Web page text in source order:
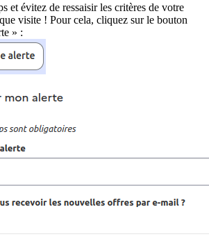
et évitez de ressaisir les critères de votre
visite ! Pour cela, cliquez sur le bouton
» :